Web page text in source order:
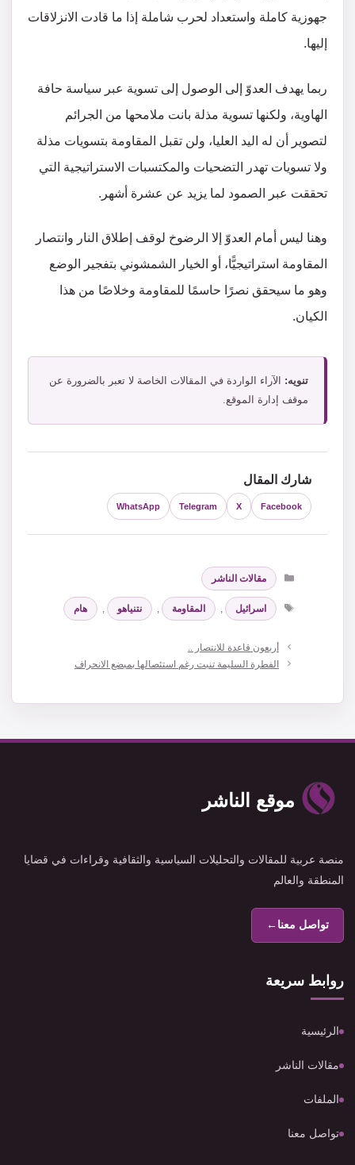
جهوزية كاملة واستعداد لحرب شاملة إذا ما قادت الانزلاقات
إليها.
ربما يهدف العدوّ إلى الوصول إلى تسوية عبر سياسة حافة
الهاوية، ولكنها تسوية مذلة بانت ملامحها من الجرائم
لتصوير أن له اليد العليا، ولن تقبل المقاومة بتسويات مذلة
ولا تسويات تهدر التضحيات والمكتسبات الاستراتيجية التي
تحققت عبر الصمود لما يزيد عن عشرة أشهر.
وهنا ليس أمام العدوّ إلا الرضوخ لوقف إطلاق النار وانتصار
المقاومة استراتيجيًّا، أو الخيار الشمشوني بتفجير الوضع
وهو ما سيحقق نصرًا حاسمًا للمقاومة وخلاصًا من هذا
الكيان.
تنويه: الآراء الواردة في المقالات الخاصة لا تعبر بالضرورة عن
موقف إدارة الموقع.
شارك المقال
Facebook
X
Telegram
WhatsApp
التصنيفات
مقالات الناشر
الوسوم
اسرائيل المقاومة نتنياهو هام
‏أربعون قاعدة للانتصار ..
الفطرة السليمة تنبت رغم استئصالها بمبضع الانحراف
موقع الناشر
منصة عربية للمقالات والتحليلات السياسية والثقافية وقراءات في قضايا
المنطقة والعالم
تواصل معنا←
روابط سريعة
الرئيسية
مقالات الناشر
الملفات
تواصل معنا